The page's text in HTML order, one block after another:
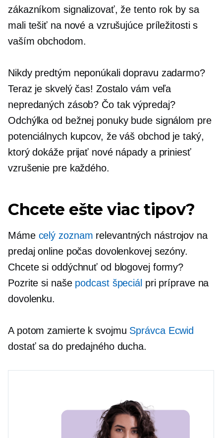
zákazníkom signalizovať, že tento rok by sa
mali tešiť na nové a vzrušujúce príležitosti s
vaším obchodom.
Nikdy predtým neponúkali dopravu zadarmo?
Teraz je skvelý čas! Zostalo vám veľa
nepredaných zásob? Čo tak výpredaj?
Odchýlka od bežnej ponuky bude signálom pre
potenciálnych kupcov, že váš obchod je taký,
ktorý dokáže prijať nové nápady a priniesť
vzrušenie pre každého.
Chcete ešte viac tipov?
Máme celý zoznam relevantných nástrojov na
predaj online počas dovolenkovej sezóny.
Chcete si oddýchnuť od blogovej formy?
Pozrite si naše podcast špeciál pri príprave na
dovolenku.
A potom zamierte k svojmu Správca Ecwid
dostať sa do predajného ducha.